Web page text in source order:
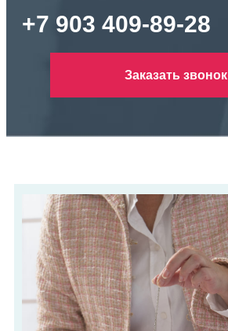
+7 903 409-89-28
Заказать звонок